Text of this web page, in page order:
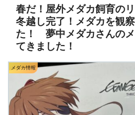
春だ！屋外メダカ飼育の
冬越し完了！メダカを観
た！ 夢中メダカさんの
てきました！
メダカ情報